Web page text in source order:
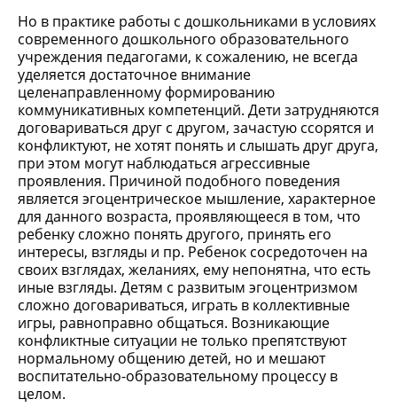
Но в практике работы с дошкольниками в условиях
современного дошкольного образовательного
учреждения педагогами, к сожалению, не всегда
уделяется достаточное внимание
целенаправленному формированию
коммуникативных компетенций. Дети затрудняются
договариваться друг с другом, зачастую ссорятся и
конфликтуют, не хотят понять и слышать друг друга,
при этом могут наблюдаться агрессивные
проявления. Причиной подобного поведения
является эгоцентрическое мышление, характерное
для данного возраста, проявляющееся в том, что
ребенку сложно понять другого, принять его
интересы, взгляды и пр. Ребенок сосредоточен на
своих взглядах, желаниях, ему непонятна, что есть
иные взгляды. Детям с развитым эгоцентризмом
сложно договариваться, играть в коллективные
игры, равноправно общаться. Возникающие
конфликтные ситуации не только препятствуют
нормальному общению детей, но и мешают
воспитательно-образовательному процессу в
целом.